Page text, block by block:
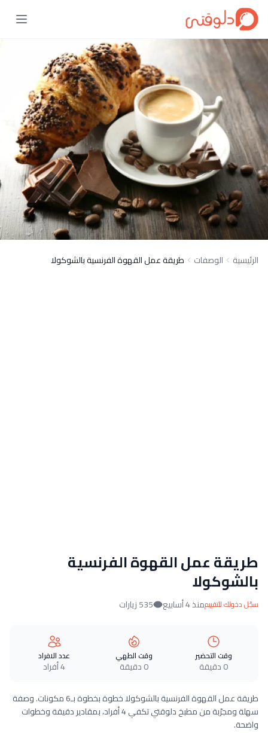
الرئيسية الوصفات طريقة عمل القهوة الفرنسية بالشوكولا
طريقة عمل القهوة الفرنسية
بالشوكولا
سجّل دخولك للتقييممنذ 4 أسابيع 535 زيارات
وقت التحضير
0 دقيقة
وقت الطهي
0 دقيقة
عدد الافراد
4 أفراد
طريقة عمل القهوة الفرنسية بالشوكولا خطوة بخطوة بـ6 مكونات. وصفة
سهلة ومجرّبة من مطبخ دلوقتي تكفي 4 أفراد، بمقادير دقيقة وخطوات
واضحة.